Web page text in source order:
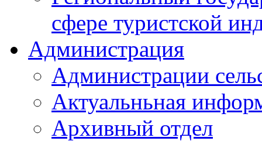
сфере туристской
Администрация
Администрации
Актуальньная
Архивный отдел